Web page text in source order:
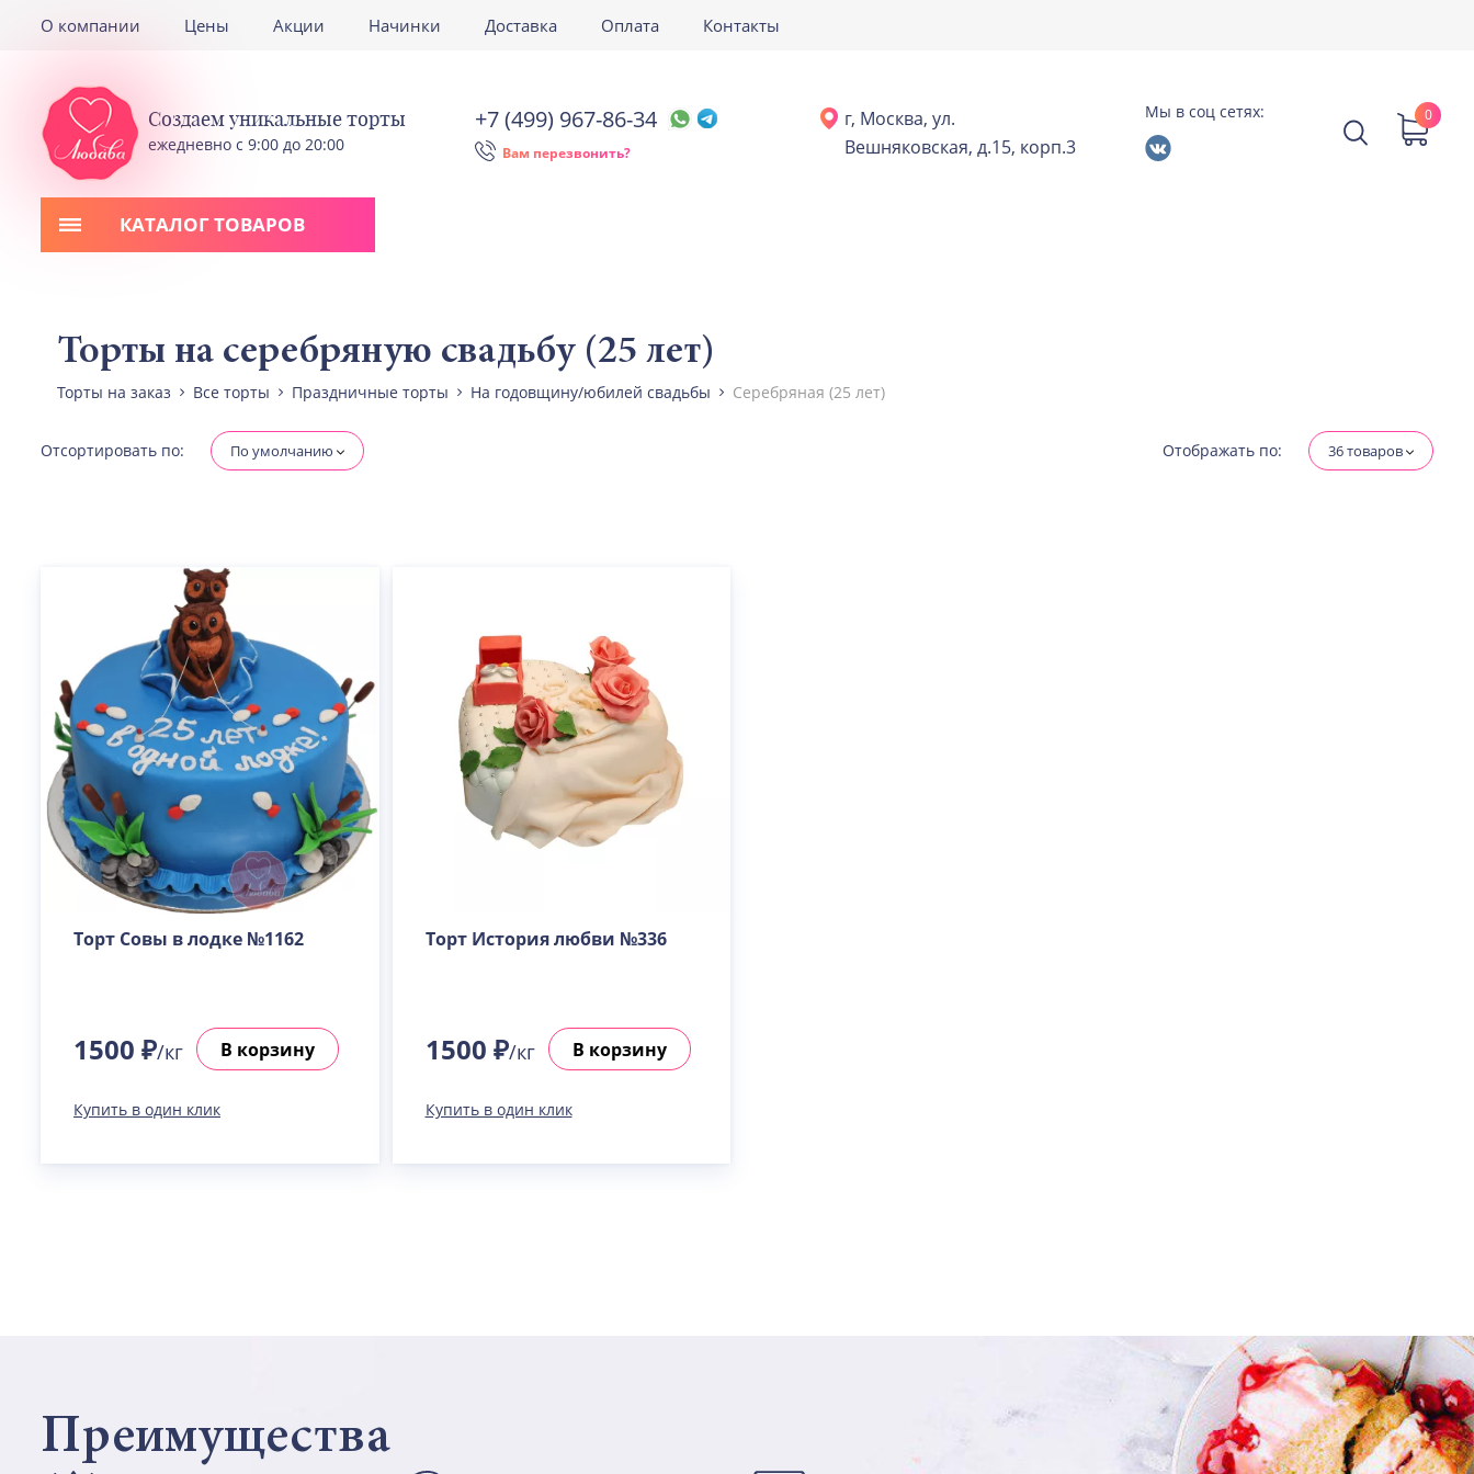
О компании Цены Акции Начинки Доставка Оплата Контакты
Создаем уникальные торты
ежедневно с 9:00 до 20:00
+7 (499) 967-86-34
Вам перезвонить?
г, Москва, ул.
Вешняковская, д.15, корп.3
Мы в соц сетях: 0
КАТАЛОГ ТОВАРОВ
Торты на серебряную свадьбу (25 лет)
Торты на заказ Все торты Праздничные торты На годовщину/юбилей свадьбы Серебряная (25 лет)
Отсортировать по: По умолчанию Отображать по: 36 товаров
Торт Совы в лодке №1162
1500 ₽/кг В корзину
Купить в один клик
Торт История любви №336
1500 ₽/кг В корзину
Купить в один клик
Преимущества